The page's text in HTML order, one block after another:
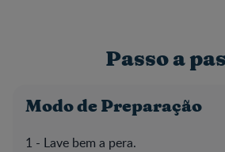
Passo a
Modo de Preparação
1 - Lave bem a pera.